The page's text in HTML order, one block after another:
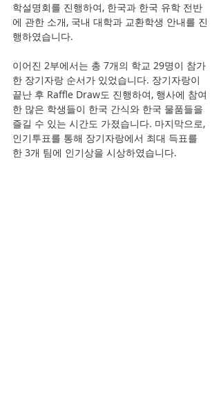
학설명회를 진행하여, 한국과 한국 유학 전반
에 관한 소개, 국내 대학과 교환학생 안내를 진
행하였습니다.
이어진 2부에서는 총 7개의 학교 29명이 참가
한 장기자랑 순서가 있었습니다. 장기자랑이
끝난 후 Raffle Draw도 진행하여, 행사에 참여
한 많은 학생들이 한국 간식와 한국 물품들을
즐길 수 있는 시간도 가졌습니다. 마지막으로,
인기투표를 통해 장기자랑에서 최대 득표를
한 3개 팀에 인기상을 시상하였습니다.